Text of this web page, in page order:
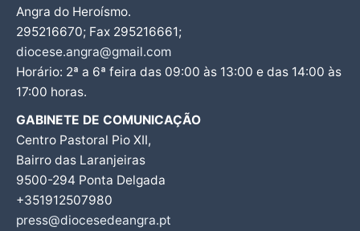
Angra do Heroísmo.
295216670; Fax 295216661;
diocese.angra@gmail.com
Horário: 2ª a 6ª feira das 09:00 às 13:00 e das 14:00 às
17:00 horas.
GABINETE DE COMUNICAÇÃO
Centro Pastoral Pio XII,
Bairro das Laranjeiras
9500-294 Ponta Delgada
+351912507980
press@diocesedeangra.pt